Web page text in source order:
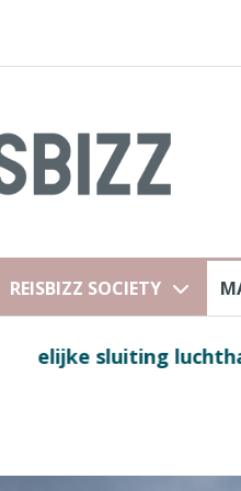
REISBIZZ SOCIETY
Spaans